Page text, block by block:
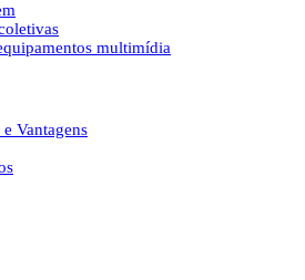
multimídia
Vantagens